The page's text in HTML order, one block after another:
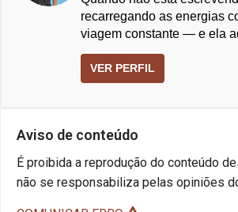
recarregando as energias
viagem constante — e ela
VER PERFIL
Aviso de conteúdo
É proibida a reprodução do conteúdo
não se responsabiliza pelas opiniões